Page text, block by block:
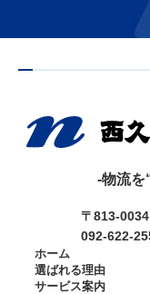
-物流を
〒813-
092-622-
ホーム
選ばれる理由
サービス案内